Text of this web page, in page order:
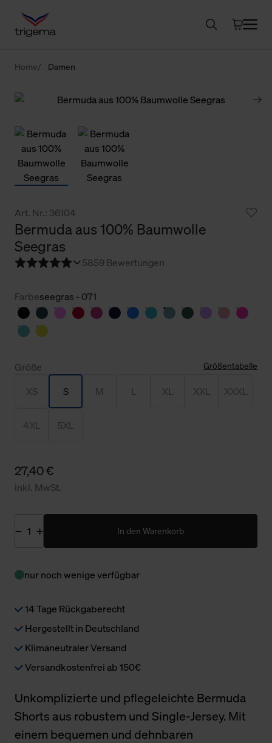
Home Damen
Art. Nr.: 36104
Bermuda aus 100% Baumwolle
Seegras
5859 Bewertungen
Farbeseegras - 071
Größe Größentabelle
XS S M L XL XXL XXXL
4XL 5XL
27,40 €
inkl. MwSt.
In den Warenkorb
nur noch wenige verfügbar
14 Tage Rückgaberecht
Hergestellt in Deutschland
Klimaneutraler Versand
Versandkostenfrei ab 150€
Unkomplizierte und pflegeleichte Bermuda
Shorts aus robustem und Single-Jersey. Mit
einem bequemen und dehnbaren